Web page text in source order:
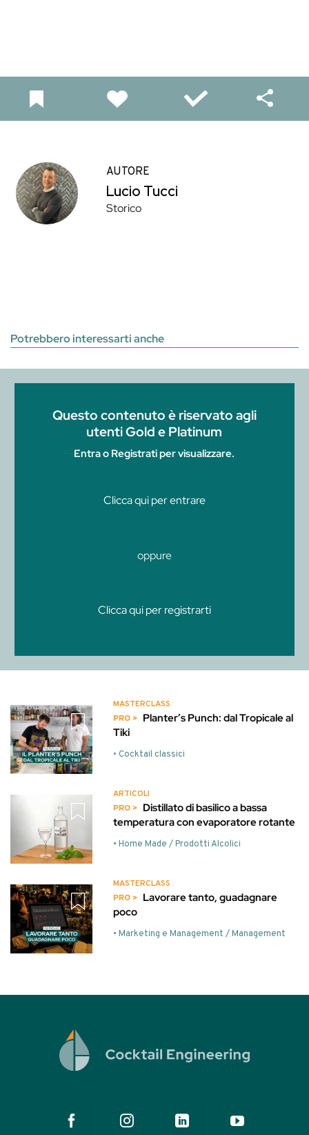
AUTORE
Lucio Tucci
Storico
Potrebbero interessarti anche
Questo contenuto è riservato agli
utenti Gold e Platinum
Entra o Registrati per visualizzare.
Clicca qui per entrare
oppure
Clicca qui per registrarti
MASTERCLASS
Planter’s Punch: dal Tropicale al
Tiki
• Cocktail classici
ARTICOLI
Distillato di basilico a bassa
temperatura con evaporatore rotante
• Home Made / Prodotti Alcolici
MASTERCLASS
Lavorare tanto, guadagnare
poco
• Marketing e Management / Management